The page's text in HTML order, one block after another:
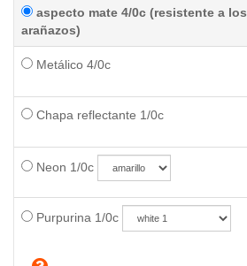
aspecto mate 4/0c (resistente a los
arañazos)
Metálico 4/0c
Chapa reflectante 1/0c
Neon 1/0c
Purpurina 1/0c